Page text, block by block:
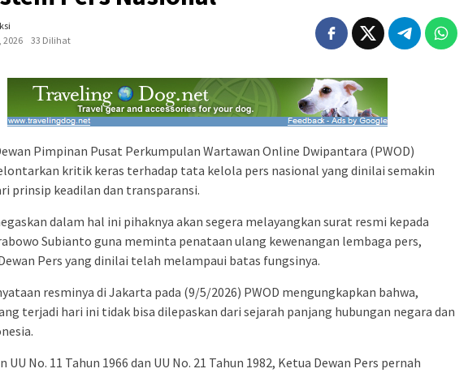
2026
33 Dilihat
Pimpinan Pusat Perkumpulan Wartawan Online Dwipantara (PWOD)
kritik keras terhadap tata kelola pers nasional yang dinilai semakin
prinsip keadilan dan transparansi.
dalam hal ini pihaknya akan segera melayangkan surat resmi kepada
Subianto guna meminta penataan ulang kewenangan lembaga pers,
Pers yang dinilai telah melampaui batas fungsinya.
resminya di Jakarta pada (9/5/2026) PWOD mengungkapkan bahwa,
terjadi hari ini tidak bisa dilepaskan dari sejarah panjang hubungan negara dan
UU No. 11 Tahun 1966 dan UU No. 21 Tahun 1982, Ketua Dewan Pers pernah